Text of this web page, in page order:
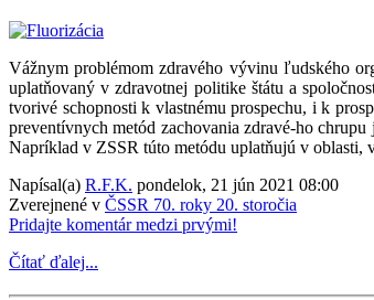
Vážnym problémom zdravého vývinu ľudského
uplatňovaný v zdravotnej politike štátu a
tvorivé schopnosti k vlastnému prospechu, i k
preventívnych metód zachovania zdravé-ho
Napríklad v ZSSR túto metódu uplatňujú v
Napísal(a) R.F.K. pondelok, 21 jún 2021 08:00
Zverejnené v ČSSR 70. roky 20. storočia
Pridajte komentár medzi prvými!
Čítať ďalej...